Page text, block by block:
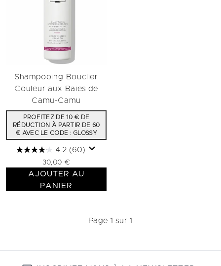
Shampooing Bouclier
Couleur aux Baies de
Camu-Camu
PROFITEZ DE 10 € DE
RÉDUCTION À PARTIR DE 60
€ AVEC LE CODE : GLOSSY
4.2 (60)
30,00 €
AJOUTER AU
PANIER
Page 1 sur 1